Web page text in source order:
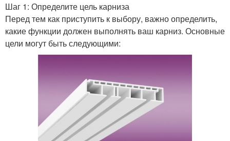
Шаг 1: Определите цель карниза
Перед тем как приступить к выбору, важно определить,
какие функции должен выполнять ваш карниз. Основные
цели могут быть следующими: